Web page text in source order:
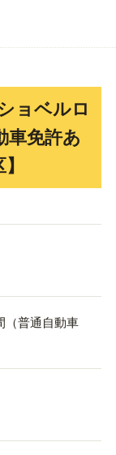
ョベルロ
車免許あ
（普通自動車